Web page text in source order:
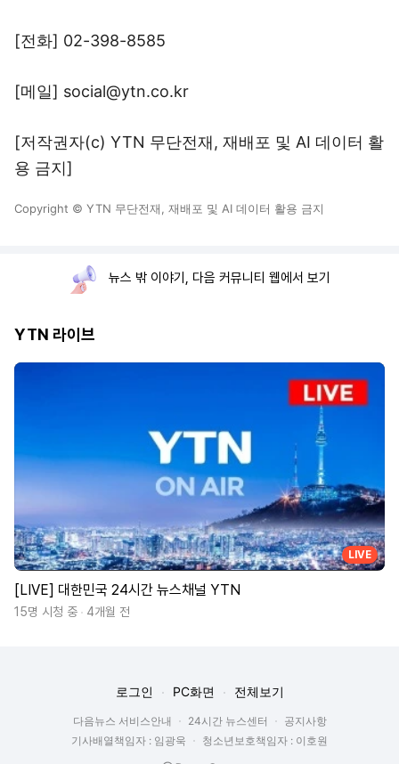
[전화] 02-398-8585
[메일] social@ytn.co.kr
[저작권자(c) YTN 무단전재, 재배포 및 AI 데이터 활
용 금지]
Copyright © YTN 무단전재, 재배포 및 AI 데이터 활용 금지
뉴스 밖 이야기, 다음 커뮤니티 웹에서 보기
YTN 라이브
LIVE
[LIVE] 대한민국 24시간 뉴스채널 YTN
15명 시청 중 4개월 전
로그인 PC화면 전체보기
다음뉴스 서비스안내 24시간 뉴스센터
공지사항
기사배열책임자 : 임광욱
청소년보호책임자 : 이호원